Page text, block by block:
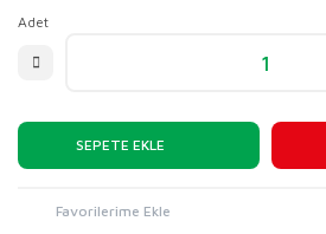
Adet
SEPETE EKLE